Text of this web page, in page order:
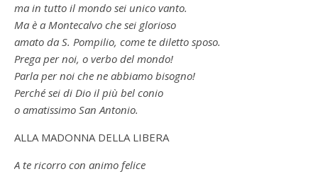
ma in tutto il mondo sei unico vanto.
Ma è a Montecalvo che sei glorioso
amato da S. Pompilio, come te diletto sposo.
Prega per noi, o verbo del mondo!
Parla per noi che ne abbiamo bisogno!
Perché sei di Dio il più bel conio
o amatissimo San Antonio.
ALLA MADONNA DELLA LIBERA
A te ricorro con animo felice